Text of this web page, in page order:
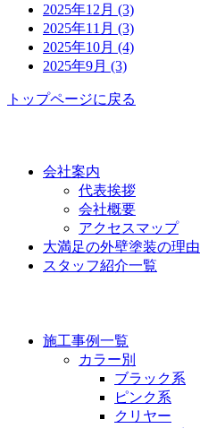
2025年12月 (3)
2025年11月 (3)
2025年10月 (4)
2025年9月 (3)
トップページに戻る
会社案内
代表挨拶
会社概要
アクセスマップ
大満足の外壁塗装の理由
スタッフ紹介一覧
施工事例一覧
カラー別
ブラック系
ピンク系
クリヤー